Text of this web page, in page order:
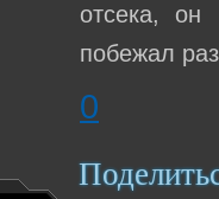
отсека,
побежал
0